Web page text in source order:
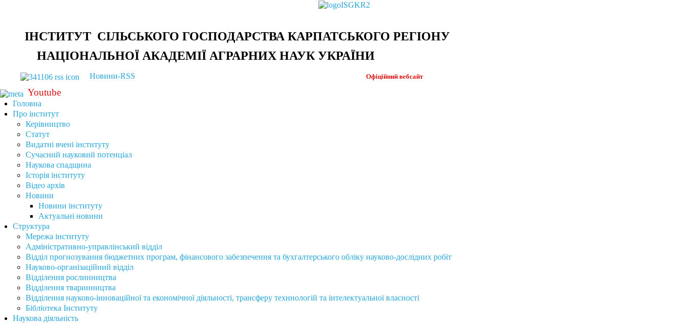
ІНСТИТУТ СІЛЬСЬКОГО ГОСПОДАРСТВА КАРПАТСЬКОГО РЕГІОНУ
НАЦІОНАЛЬНОЇ АКАДЕМІЇ АГРАРНИХ НАУК УКРАЇНИ
Новини-RSS Офіційний вебсайт
Youtube
Головна
Про інститут
Керівництво
Статут
Видатні вчені інституту
Сучасний науковий потенціал
Наукова спадщина
Історія інституту
Відео архів
Новини
Новини інституту
Актуальні новини
Структура
Мережа інституту
Адміністративно-управлінський відділ
Відділ прогнозування бюджетних програм, фінансового забезпечення та бухгалтерського обліку науково-дослідних робіт
Науково-організаційний відділ
Відділення рослинництва
Відділення тваринництва
Відділення науково-інноваційної та економічної діяльності, трансферу техннологій та інтелектуальної власності
Бібліотека Інституту
Наукова діяльність